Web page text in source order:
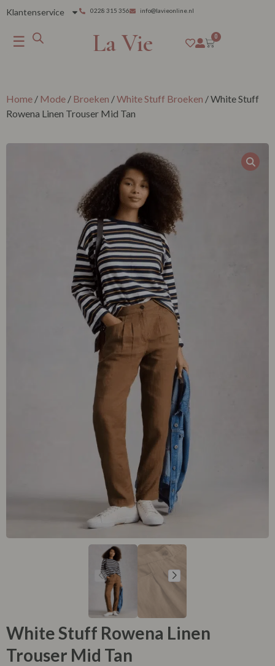
Klantenservice 0228 315 356 info@lavieonline.nl
☰ La Vie 0
Home / Mode / Broeken /White Stuff Broeken / White Stuff
Rowena Linen Trouser Mid Tan
White Stuff Rowena Linen
Trouser Mid Tan